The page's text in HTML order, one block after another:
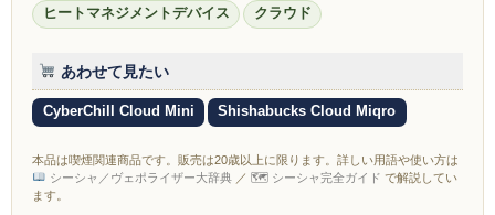
LED
ヴェポライザー
PAX
DAVINCI
ヒートマネジメントデバイス クラウド
あわせて見たい
CyberChill Cloud Mini Shishabucks Cloud Miqro
本品は喫煙関連商品です。販売は20歳以上に限ります。詳しい用語や使い方は
シーシャ／ヴェポライザー大辞典 ／🗺 シーシャ完全ガイド で解説してい
ます。